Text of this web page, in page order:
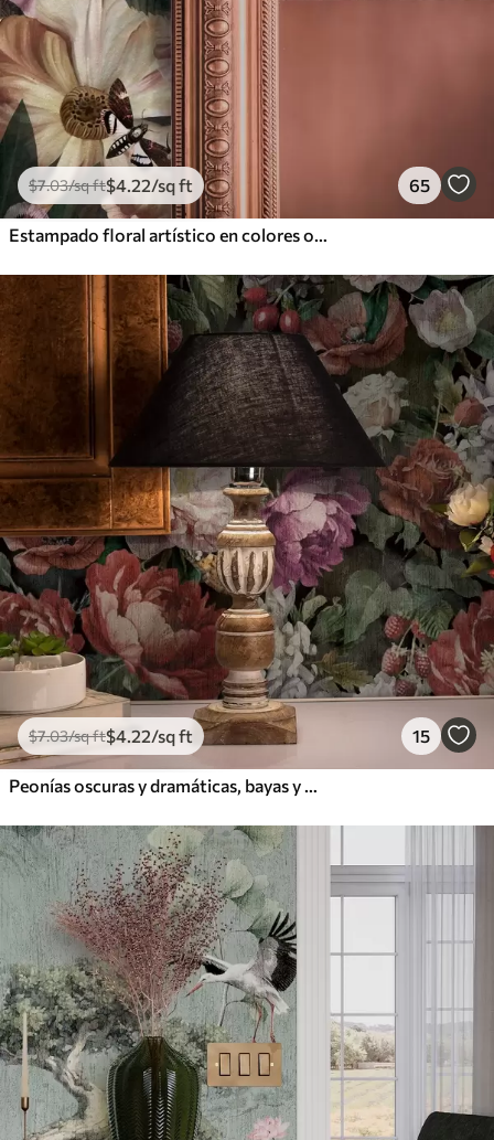
$7.03/sq ft$4.22/sq ft 65
Estampado floral artístico en colores oscuros
$7.03/sq ft$4.22/sq ft 15
Peonías oscuras y dramáticas, bayas y mariposa sobre fondo negro